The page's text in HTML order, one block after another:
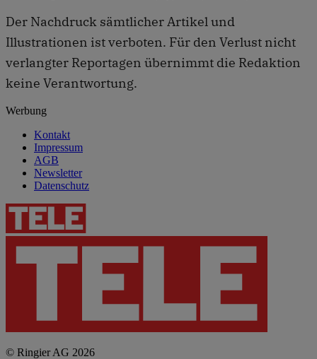
Der Nachdruck sämtlicher Artikel und
Illustrationen ist verboten. Für den Verlust nicht
verlangter Reportagen übernimmt die Redaktion
keine Verantwortung.
Werbung
Kontakt
Impressum
AGB
Newsletter
Datenschutz
© Ringier AG 2026